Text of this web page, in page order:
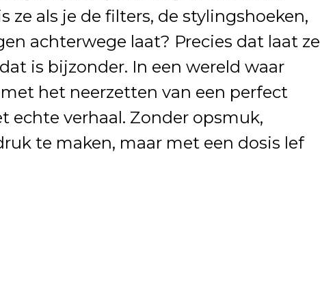
ze als je de filters, de stylingshoeken,
achterwege laat? Precies dat laat ze
is bijzonder. In een wereld waar
het neerzetten van een perfect
echte verhaal. Zonder opsmuk,
te maken, maar met een dosis lef